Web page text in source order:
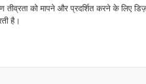
तीव्रता को मापने और प्रदर्शित करने के
है।